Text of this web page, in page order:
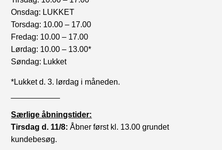
Onsdag: LUKKET
Torsdag: 10.00 – 17.00
Fredag: 10.00 – 17.00
Lørdag: 10.00 – 13.00*
Søndag: Lukket
*Lukket d. 3. lørdag i måneden.
Særlige åbningstider:
Tirsdag d. 11/8: Åbner først kl. 13.00 grundet
kundebesøg.